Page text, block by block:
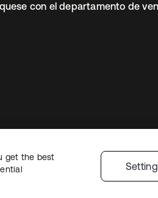
con el departamento de
Términos del sitio Seguridad
get the best